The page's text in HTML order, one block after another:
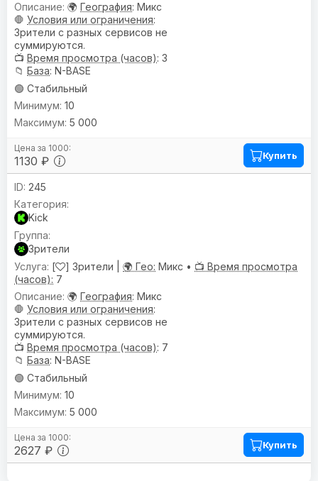
🌍 География: Микс
🛑 Условия или ограничения:
Зрители с разных сервисов не
суммируются.
📺 Время просмотра (часов): 3
📁 База: N-BASE
🟢 Стабильный
1130 ₽
10
5 000
Купить
245
Kick
Зрители
[
] Зрители | 🌍 Гео: Микс • 📺 Время просмотра
(часов): 7
🌍 География: Микс
🛑 Условия или ограничения:
Зрители с разных сервисов не
суммируются.
📺 Время просмотра (часов): 7
📁 База: N-BASE
🟢 Стабильный
2627 ₽
10
5 000
Купить